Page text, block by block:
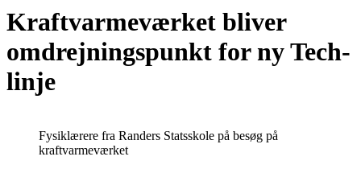
Kraftvarmeværket bliver
omdrejningspunkt for ny Tech-
linje
Fysiklærere fra Randers Statsskole på besøg på
kraftvarmeværket